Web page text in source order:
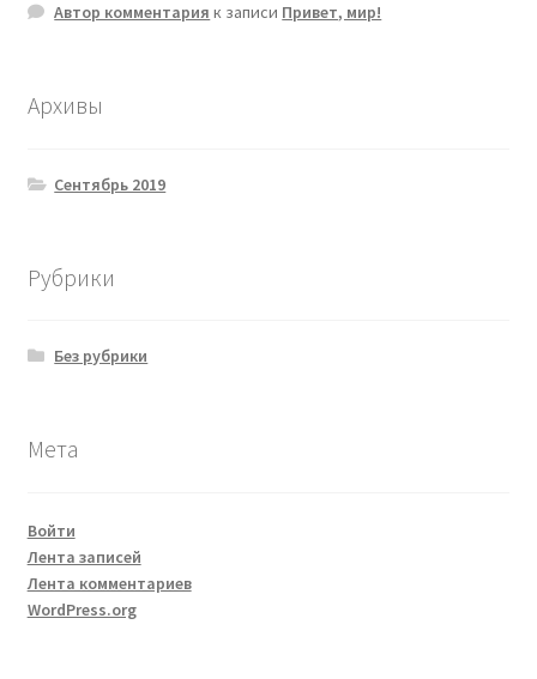
Автор комментария к записи Привет, мир!
Архивы
Сентябрь 2019
Рубрики
Без рубрики
Мета
Войти
Лента записей
Лента комментариев
WordPress.org